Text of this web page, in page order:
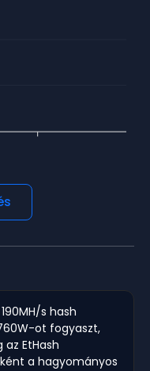
s hash
ot fogyaszt,
EtHash
a hagyományos